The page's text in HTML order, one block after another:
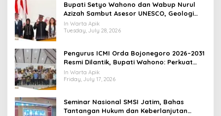
Bupati Setyo Wahono dan Wabup Nurul
Azizah Sambut Asesor UNESCO, Geologi
Bojonegoro Siap Mendunia
In Warta Apik
Tuesday, July 28, 2026
Pengurus ICMI Orda Bojonegoro 2026–2031
Resmi Dilantik, Bupati Wahono: Perkuat
Sinergi Cendekiawan untuk Pembangunan
Daerah Berbasis Data dan Riset
In Warta Apik
Friday, July 17, 2026
Seminar Nasional SMSI Jatim, Bahas
Tantangan Hukum dan Keberlanjutan